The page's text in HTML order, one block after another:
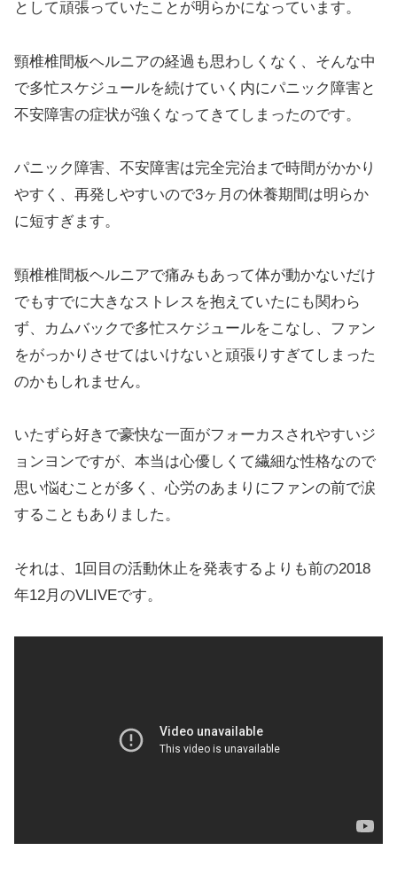
として頑張っていたことが明らかになっています。
頸椎椎間板ヘルニアの経過も思わしくなく、そんな中
で多忙スケジュールを続けていく内にパニック障害と
不安障害の症状が強くなってきてしまったのです。
パニック障害、不安障害は完全完治まで時間がかかり
やすく、再発しやすいので3ヶ月の休養期間は明らか
に短すぎます。
頸椎椎間板ヘルニアで痛みもあって体が動かないだけ
でもすでに大きなストレスを抱えていたにも関わら
ず、カムバックで多忙スケジュールをこなし、ファン
をがっかりさせてはいけないと頑張りすぎてしまった
のかもしれません。
いたずら好きで豪快な一面がフォーカスされやすいジ
ョンヨンですが、本当は心優しくて繊細な性格なので
思い悩むことが多く、心労のあまりにファンの前で涙
することもありました。
それは、1回目の活動休止を発表するよりも前の2018
年12月のVLIVEです。